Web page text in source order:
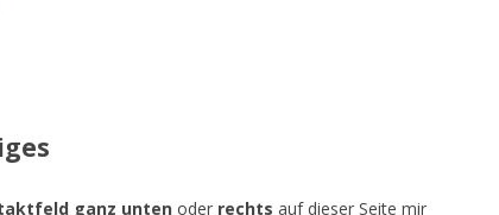
ganz unten oder rechts auf dieser Seite mir